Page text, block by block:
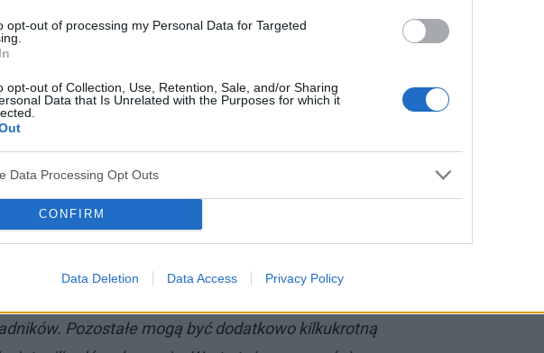
opt-out of processing my Personal Data for Targeted
opt-out of Collection, Use, Retention, Sale, and/or Sharing
Data that Is Unrelated with the Purposes for which it
Data Processing Opt Outs
CONFIRM
Data Deletion Data Access Privacy Policy
osób, które doświadczają pogorszenia
to odbija się też na gospodarce. Biorąc pod uwagę
z powodu
7,4 do 9,2 mld zł rocznie–wylicza Michał
chorobowej w 2022 roku. Oprócz tego
nieobecnych pracowników, tj. ich rekrutację i
opóźnionej, niewykonanej należycie pracy i
z infrastruktury służby zdrowia i
Pozostałe mogą być dodatkowo kilkukrotną